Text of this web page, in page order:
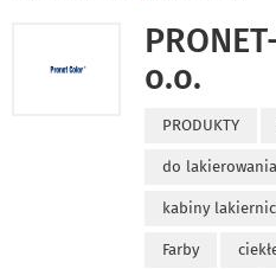
o.o.
PRODUKTY
do
kabiny
Farby